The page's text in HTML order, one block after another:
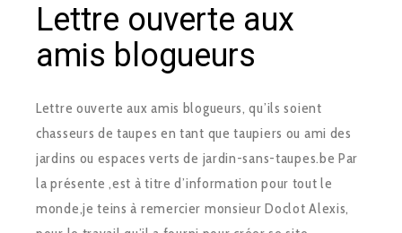
Lettre ouverte aux
amis blogueurs
Lettre ouverte aux amis blogueurs, qu’ils soient
chasseurs de taupes en tant que taupiers ou ami des
jardins ou espaces verts de jardin-sans-taupes.be Par
la présente ,est à titre d’information pour tout le
monde,je teins à remercier monsieur Doclot Alexis,